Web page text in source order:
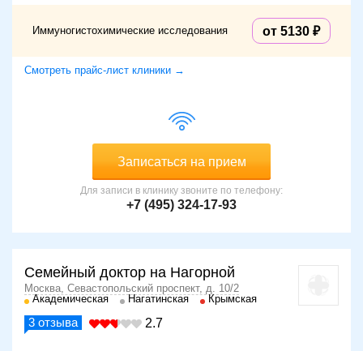
Иммуногистохимические исследования от 5130
Смотреть прайс-лист клиники →
Записаться на прием
Для записи в клинику звоните по телефону:
+7 (495) 324-17-93
Семейный доктор на Нагорной
Москва, Севастопольский проспект, д. 10/2
Академическая
Нагатинская Крымская
3 отзыва 2.7